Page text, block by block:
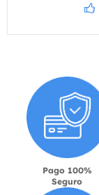
Pago 100%
Seguro